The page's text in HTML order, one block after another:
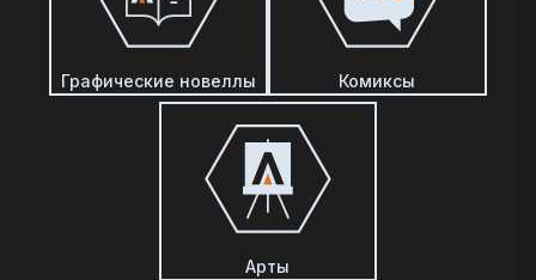
Графические новеллы Комиксы
Арты